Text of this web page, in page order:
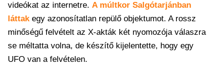
videókat az internetre. A múltkor Salgótarjánban
láttakegy azonosítatlan repülő objektumot. A rossz
minőségű felvételt az X-akták két nyomozója válaszra
se méltatta volna, de készítő kijelentette, hogy egy
UFO van a felvételen.